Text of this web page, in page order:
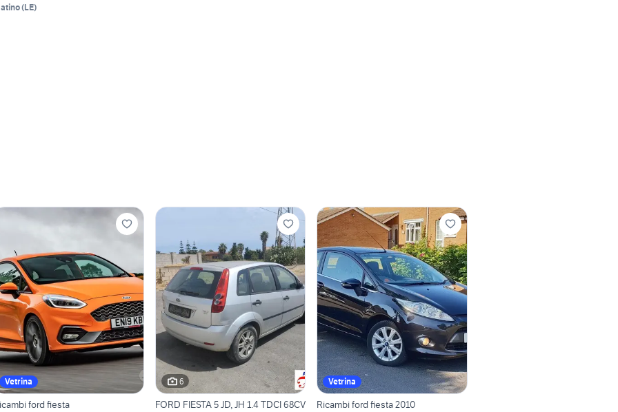
(LE)
Vetrina
ford fiesta
6
FORD FIESTA 5 JD, JH 1.4 TDCI 68CV
Vetrina
Ricambi ford fiesta 2010